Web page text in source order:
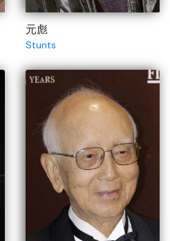
元彪
Stunts